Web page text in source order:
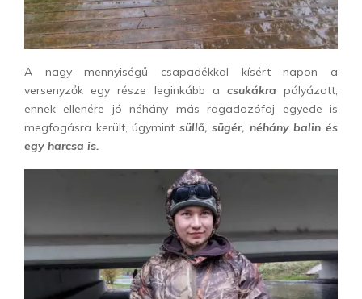
A nagy mennyiségű csapadékkal kísért napon a
versenyzők egy része leginkább a csukákra pályázott,
ennek ellenére jó néhány más ragadozófaj egyede is
megfogásra került, úgymint süllő, sügér, néhány balin és
egy harcsa is.